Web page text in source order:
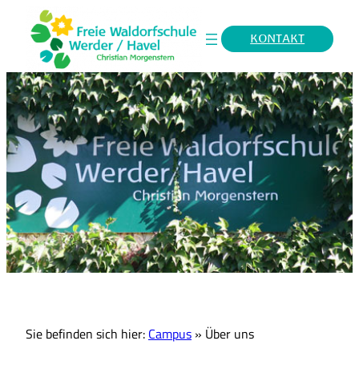
KONTAKT
Sie befinden sich hier: Campus » Über uns